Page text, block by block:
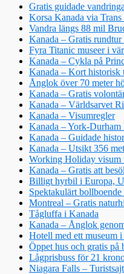
Gratis guidade
Korsa Kanada via Trans
Vandra längs 88 mil
Kanada – Gratis
Fyra Titanic museer i
Kanada – Cykla på
Kanada – Kort historisk
Ånglok över 70 meter
Kanada – Gratis
Kanada – Världsarvet
Kanada – Visumregler
Kanada – York-
Kanada – Guidade
Kanada – Utsikt 356
Working Holiday visum
Kanada – Gratis att
Billigt hyrbil i Europa,
Spektakulärt bollboende
Montreal – Gratis
Tågluffa i Kanada
Kanada – Ånglok
Hotell med ett museum i
Öppet hus och gratis på
Lågprisbuss för 21
Niagara Falls –